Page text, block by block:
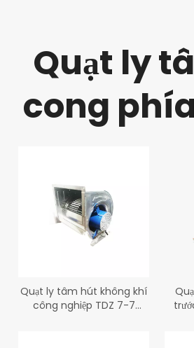
Quạt ly
cong
Quạt ly tâm hút không khí
công nghiệp TDZ 7-7